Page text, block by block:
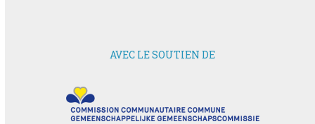
AVEC LE SOUTIEN DE